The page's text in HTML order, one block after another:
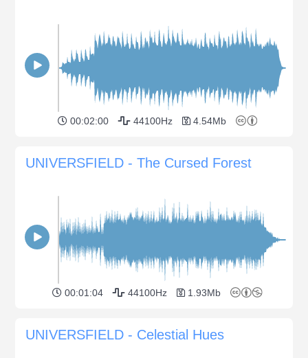
00:02:00 44100Hz 4.54Mb
UNIVERSFIELD - The Cursed Forest
00:01:04 44100Hz 1.93Mb
UNIVERSFIELD - Celestial Hues